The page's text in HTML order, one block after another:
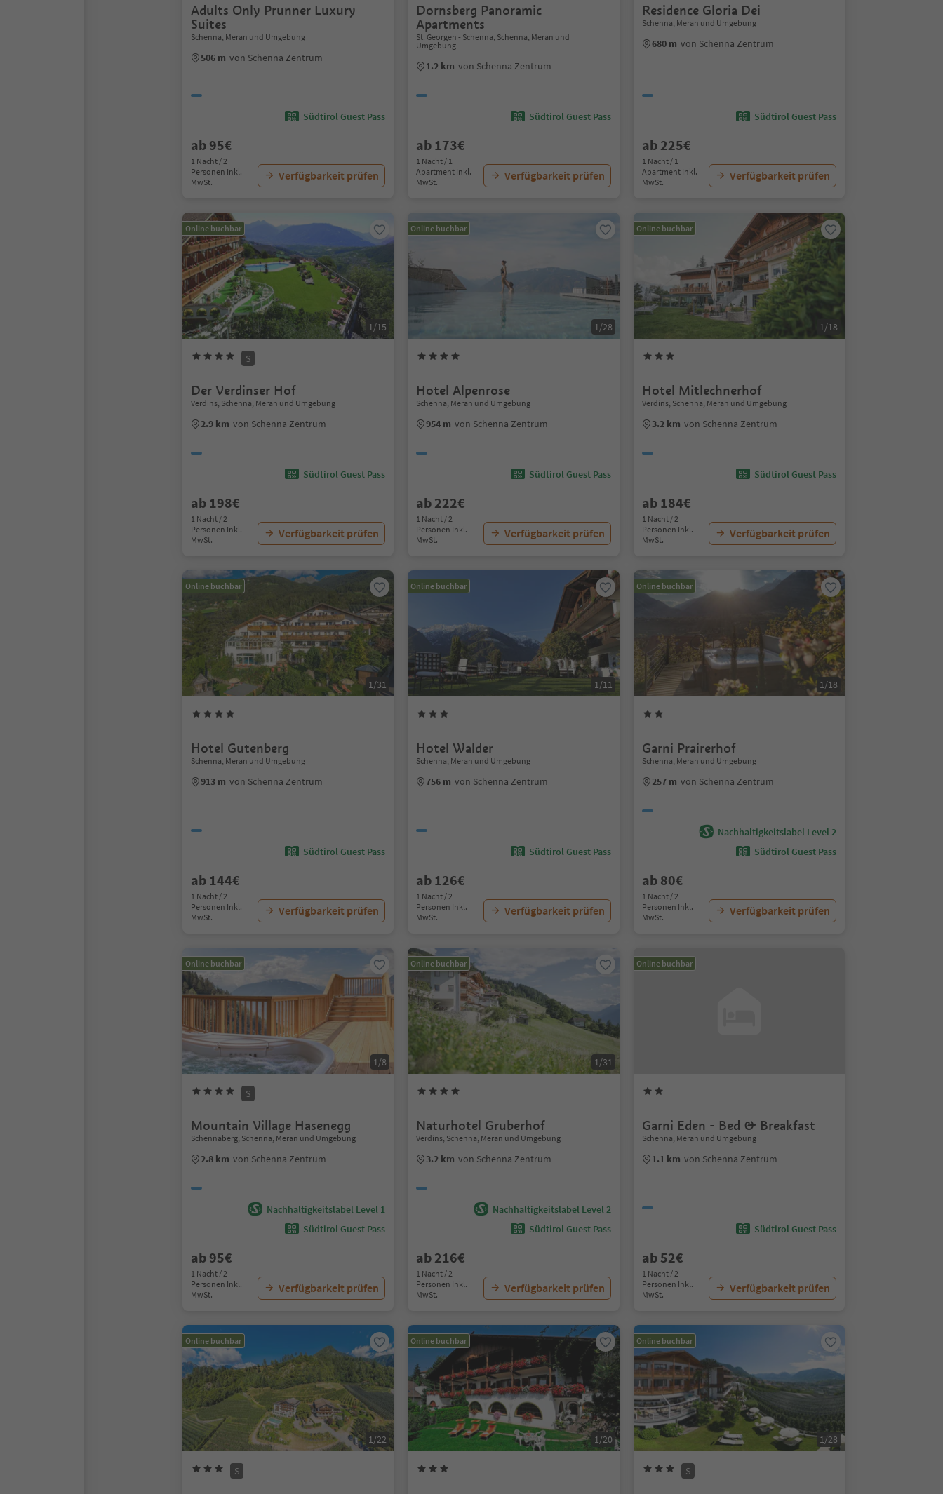
Adults Only Prunner Luxury
Suites
Schenna, Meran und Umgebung
506 m von Schenna Zentrum
Südtirol Guest Pass
ab 95€
1 Nacht / 2
Personen Inkl.
MwSt.
Verfügbarkeit prüfen
Dornsberg Panoramic
Apartments
St. Georgen - Schenna, Schenna, Meran und
Umgebung
1.2 km von Schenna Zentrum
Südtirol Guest Pass
ab 173€
1 Nacht / 1
Apartment Inkl.
MwSt.
Verfügbarkeit prüfen
Residence Gloria Dei
Schenna, Meran und Umgebung
680 m von Schenna Zentrum
Südtirol Guest Pass
ab 225€
1 Nacht / 1
Apartment Inkl.
MwSt.
Verfügbarkeit prüfen
Online buchbar
1/15
S
Der Verdinser Hof
Verdins, Schenna, Meran und Umgebung
2.9 km von Schenna Zentrum
Südtirol Guest Pass
ab 198€
1 Nacht / 2
Personen Inkl.
MwSt.
Verfügbarkeit prüfen
Online buchbar
1/28
Hotel Alpenrose
Schenna, Meran und Umgebung
954 m von Schenna Zentrum
Südtirol Guest Pass
ab 222€
1 Nacht / 2
Personen Inkl.
MwSt.
Verfügbarkeit prüfen
Online buchbar
1/18
Hotel Mitlechnerhof
Verdins, Schenna, Meran und Umgebung
3.2 km von Schenna Zentrum
Südtirol Guest Pass
ab 184€
1 Nacht / 2
Personen Inkl.
MwSt.
Verfügbarkeit prüfen
Online buchbar
1/31
Hotel Gutenberg
Schenna, Meran und Umgebung
913 m von Schenna Zentrum
Südtirol Guest Pass
ab 144€
1 Nacht / 2
Personen Inkl.
MwSt.
Verfügbarkeit prüfen
Online buchbar
1/11
Hotel Walder
Schenna, Meran und Umgebung
756 m von Schenna Zentrum
Südtirol Guest Pass
ab 126€
1 Nacht / 2
Personen Inkl.
MwSt.
Verfügbarkeit prüfen
Online buchbar
1/18
Garni Prairerhof
Schenna, Meran und Umgebung
257 m von Schenna Zentrum
Nachhaltigkeitslabel Level 2
Südtirol Guest Pass
ab 80€
1 Nacht / 2
Personen Inkl.
MwSt.
Verfügbarkeit prüfen
Online buchbar
1/8
S
Mountain Village Hasenegg
Schennaberg, Schenna, Meran und Umgebung
2.8 km von Schenna Zentrum
Nachhaltigkeitslabel Level 1
Südtirol Guest Pass
ab 95€
1 Nacht / 2
Personen Inkl.
MwSt.
Verfügbarkeit prüfen
Online buchbar
1/31
Naturhotel Gruberhof
Verdins, Schenna, Meran und Umgebung
3.2 km von Schenna Zentrum
Nachhaltigkeitslabel Level 2
Südtirol Guest Pass
ab 216€
1 Nacht / 2
Personen Inkl.
MwSt.
Verfügbarkeit prüfen
Online buchbar
Garni Eden - Bed & Breakfast
Schenna, Meran und Umgebung
1.1 km von Schenna Zentrum
Südtirol Guest Pass
ab 52€
1 Nacht / 2
Personen Inkl.
MwSt.
Verfügbarkeit prüfen
Online buchbar
1/22
S
Online buchbar
1/20
Online buchbar
1/28
S